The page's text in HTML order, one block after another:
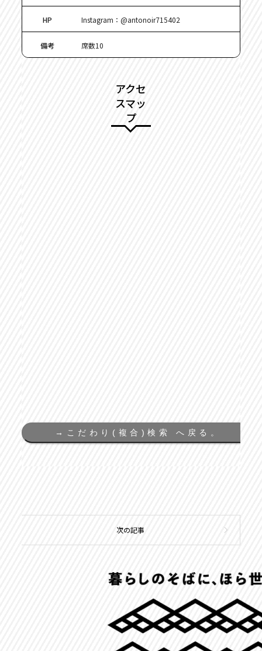
HP Instagram：@antonoir715402
備考 席数10
アクセ
スマッ
プ
→ こだわり(複合)検索 へ戻る。